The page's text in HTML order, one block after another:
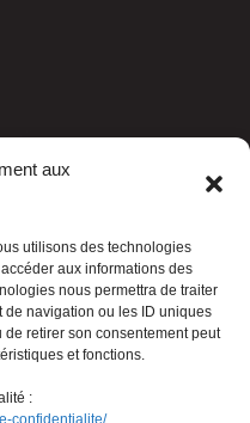
aux
utilisons des technologies
aux informations des
nous permettra de traiter
navigation ou les ID uniques
retirer son consentement peut
et fonctions.
:
confidentialite/